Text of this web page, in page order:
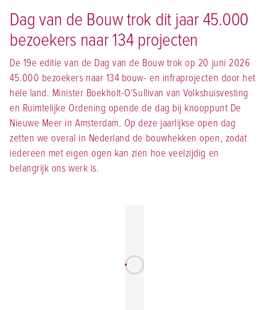
Dag van de Bouw trok dit jaar 45.000
bezoekers naar 134 projecten
De 19e editie van de Dag van de Bouw trok op 20 juni 2026
45.000 bezoekers naar 134 bouw- en infraprojecten door het
hele land. Minister Boekholt-O'Sullivan van Volkshuisvesting
en Ruimtelijke Ordening opende de dag bij knooppunt De
Nieuwe Meer in Amsterdam. Op deze jaarlijkse open dag
zetten we overal in Nederland de bouwhekken open, zodat
iedereen met eigen ogen kan zien hoe veelzijdig en
belangrijk ons werk is.